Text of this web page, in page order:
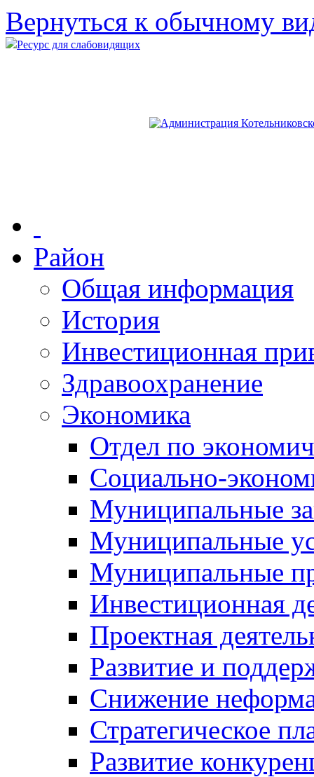
Вернуться к обычному
Ресурс для слабовидящих
Район
Общая информация
История
Инвестиционная
Здравоохранение
Экономика
Отдел по
Социально-
Муниципальные
Муниципальные
Муниципальные
Инвестиционная
Проектная
Развитие и
Снижение
Стратегическое
Развитие